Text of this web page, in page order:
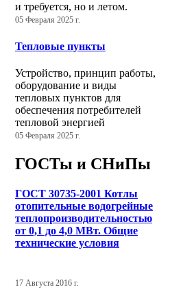
и требуется, но и летом.
05 Февраля 2025 г.
Тепловые пункты
Устройство, принцип работы,
оборудование и виды
тепловых пунктов для
обеспечения потребителей
тепловой энергией
05 Февраля 2025 г.
ГОСТы и СНиПы
ГОСТ 30735-2001 Котлы
отопительные водогрейные
теплопроизводительностью
от 0,1 до 4,0 МВт. Общие
технические условия
17 Августа 2016 г.